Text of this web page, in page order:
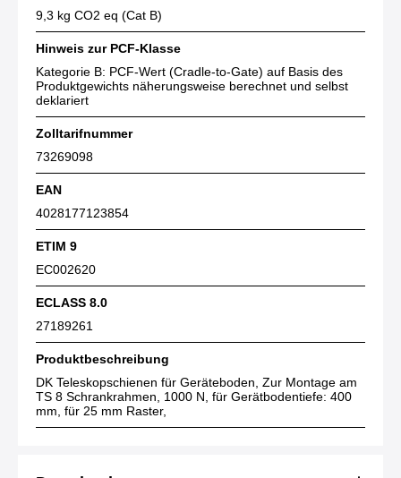
9,3 kg CO2 eq (Cat B)
Hinweis zur PCF-Klasse
Kategorie B: PCF-Wert (Cradle-to-Gate) auf Basis des
Produktgewichts näherungsweise berechnet und selbst
deklariert
Zolltarifnummer
73269098
EAN
4028177123854
ETIM 9
EC002620
ECLASS 8.0
27189261
Produktbeschreibung
DK Teleskopschienen für Geräteboden, Zur Montage am
TS 8 Schrankrahmen, 1000 N, für Gerätbodentiefe: 400
mm, für 25 mm Raster,